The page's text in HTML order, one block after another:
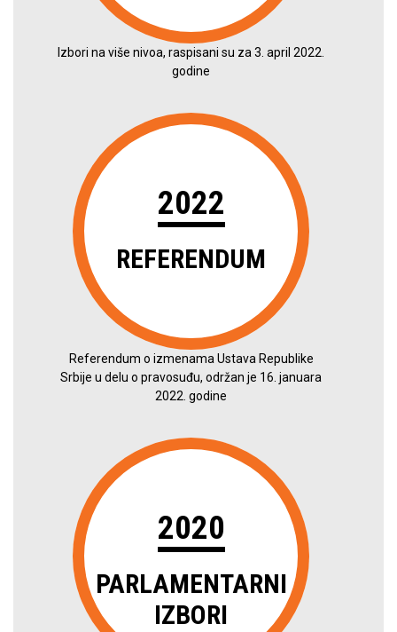
Izbori na više nivoa, raspisani su za 3. april 2022.
godine
2022
REFERENDUM
Referendum o izmenama Ustava Republike
Srbije u delu o pravosuđu, održan je 16. januara
2022. godine
2020
PARLAMENTARNI
IZBORI